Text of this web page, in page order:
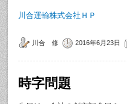
川合運輸株式会社ＨＰ
川合 修 2016年6月23日
時字問題